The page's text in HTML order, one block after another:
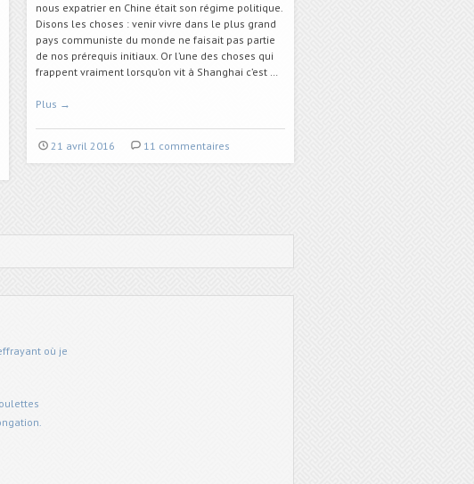
nous expatrier en Chine était son régime politique.
Disons les choses : venir vivre dans le plus grand
pays communiste du monde ne faisait pas partie
de nos prérequis initiaux. Or l’une des choses qui
frappent vraiment lorsqu’on vit à Shanghai c’est …
Plus →
21 avril 2016 11 commentaires
où je